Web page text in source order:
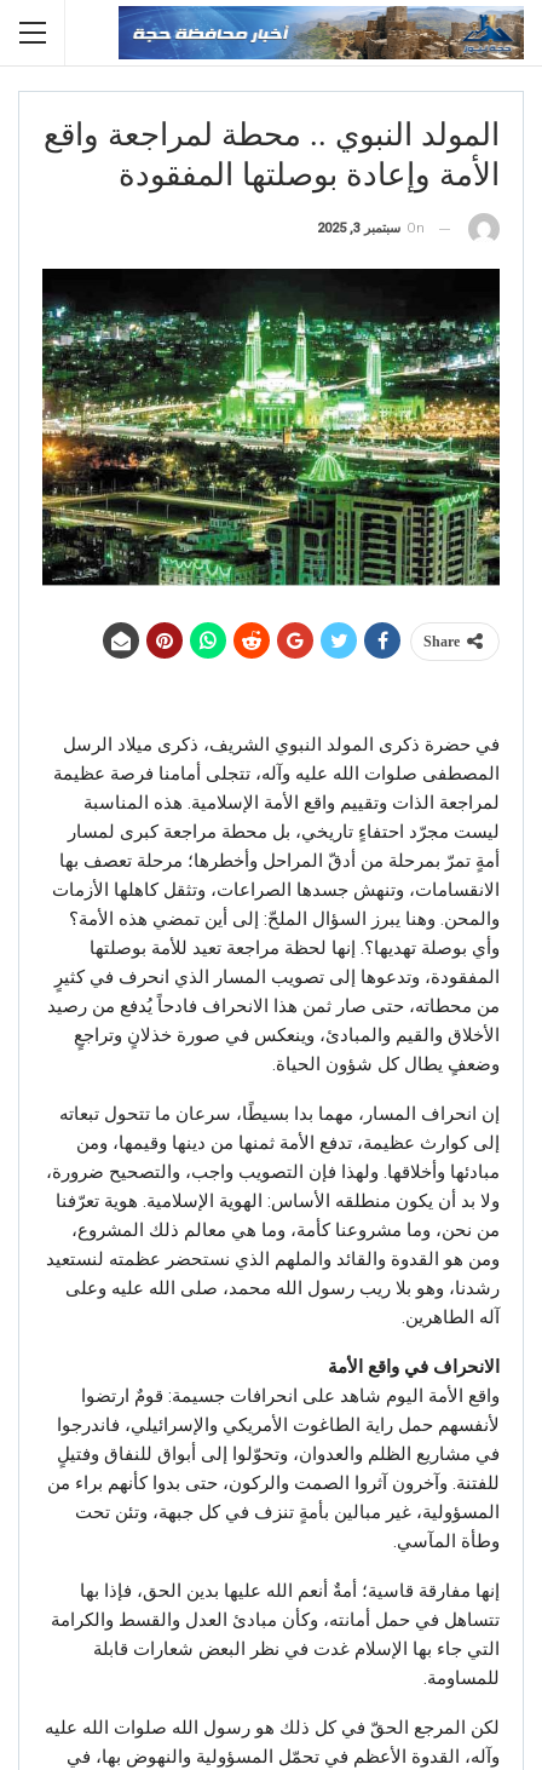
المولد النبوي .. محطة لمراجعة واقع
الأمة وإعادة بوصلتها المفقودة
On سبتمبر 3, 2025
Share
في حضرة ذكرى المولد النبوي الشريف، ذكرى ميلاد الرسل
المصطفى صلوات الله عليه وآله، تتجلى أمامنا فرصة عظيمة
لمراجعة الذات وتقييم واقع الأمة الإسلامية. هذه المناسبة
ليست مجرّد احتفاءٍ تاريخي، بل محطة مراجعة كبرى لمسار
أمةٍ تمرّ بمرحلة من أدقّ المراحل وأخطرها؛ مرحلة تعصف بها
الانقسامات، وتنهش جسدها الصراعات، وتثقل كاهلها الأزمات
والمحن. وهنا يبرز السؤال الملحّ: إلى أين تمضي هذه الأمة؟
وأي بوصلة تهديها؟. إنها لحظة مراجعة تعيد للأمة بوصلتها
المفقودة، وتدعوها إلى تصويب المسار الذي انحرف في كثيرٍ
من محطاته، حتى صار ثمن هذا الانحراف فادحاً يُدفع من رصيد
الأخلاق والقيم والمبادئ، وينعكس في صورة خذلانٍ وتراجعٍ
وضعفٍ يطال كل شؤون الحياة.
إن انحراف المسار، مهما بدا بسيطًا، سرعان ما تتحول تبعاته
إلى كوارث عظيمة، تدفع الأمة ثمنها من دينها وقيمها، ومن
مبادئها وأخلاقها. ولهذا فإن التصويب واجب، والتصحيح ضرورة،
ولا بد أن يكون منطلقه الأساس: الهوية الإسلامية. هوية تعرّفنا
من نحن، وما مشروعنا كأمة، وما هي معالم ذلك المشروع،
ومن هو القدوة والقائد والملهم الذي نستحضر عظمته لنستعيد
رشدنا، وهو بلا ريب رسول الله محمد، صلى الله عليه وعلى
آله الطاهرين.
الانحراف في واقع الأمة
واقع الأمة اليوم شاهد على انحرافات جسيمة: قومٌ ارتضوا
لأنفسهم حمل راية الطاغوت الأمريكي والإسرائيلي، فاندرجوا
في مشاريع الظلم والعدوان، وتحوّلوا إلى أبواق للنفاق وفتيلٍ
للفتنة. وآخرون آثروا الصمت والركون، حتى بدوا كأنهم براء من
المسؤولية، غير مبالين بأمةٍ تنزف في كل جبهة، وتئن تحت
وطأة المآسي.
إنها مفارقة قاسية؛ أمةٌ أنعم الله عليها بدين الحق، فإذا بها
تتساهل في حمل أمانته، وكأن مبادئ العدل والقسط والكرامة
التي جاء بها الإسلام غدت في نظر البعض شعارات قابلة
للمساومة.
لكن المرجع الحقّ في كل ذلك هو رسول الله صلوات الله عليه
وآله، القدوة الأعظم في تحمّل المسؤولية والنهوض بها، في